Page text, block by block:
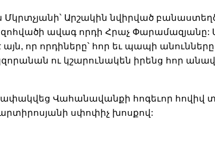
Մկրտչյանի՝ Արշակին նվիրված
զոհվածի ավագ որդի Հրաչ Փարամազյանը:
որ որդիները՝ հոր եւ պապի անունները
ու կշարունակեն իրենց հոր
Վահանավանքի հոգեւոր հովիվ
սփոփիչ խոսքով: